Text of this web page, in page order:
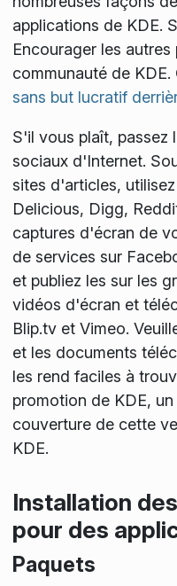
applications de KDE.
Encourager les
communauté de KDE.
sans but lucratif
S'il vous plaît, passez
sociaux d'Internet.
sites d'articles,
Delicious, Digg,
captures d'écran de
de services sur
et publiez les sur les
vidéos d'écran et
Blip.tv et Vimeo.
et les documents
les rend faciles à
promotion de KDE,
couverture de cette
KDE.
Installation
pour des
Paquets